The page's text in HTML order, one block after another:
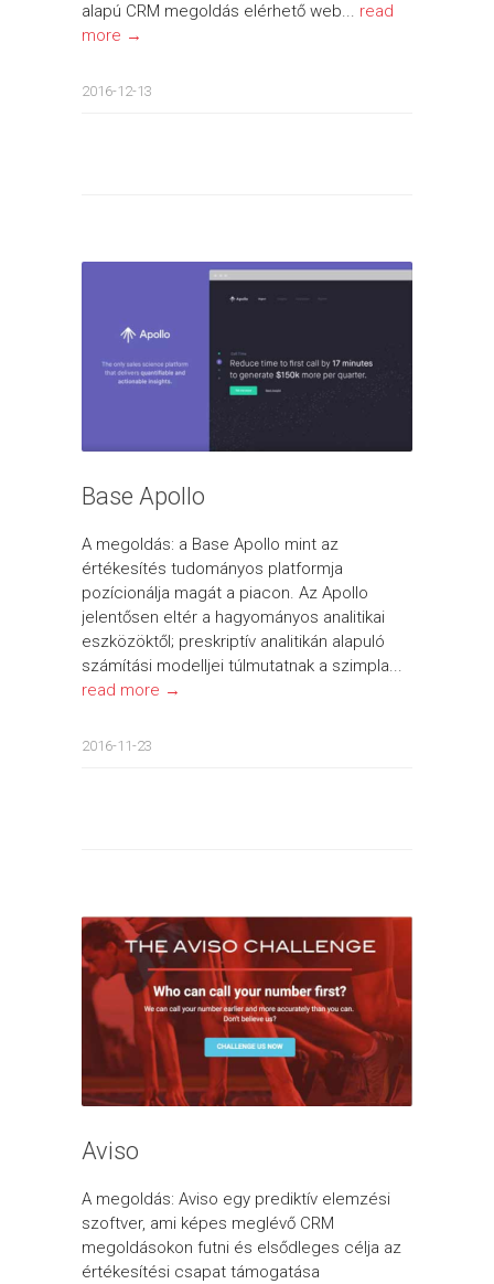
alapú CRM megoldás elérhető web... read
more →
2016-12-13
Base Apollo
A megoldás: a Base Apollo mint az
értékesítés tudományos platformja
pozícionálja magát a piacon. Az Apollo
jelentősen eltér a hagyományos analitikai
eszközöktől; preskriptív analitikán alapuló
számítási modelljei túlmutatnak a szimpla...
read more →
2016-11-23
Aviso
A megoldás: Aviso egy prediktív elemzési
szoftver, ami képes meglévő CRM
megoldásokon futni és elsődleges célja az
értékesítési csapat támogatása